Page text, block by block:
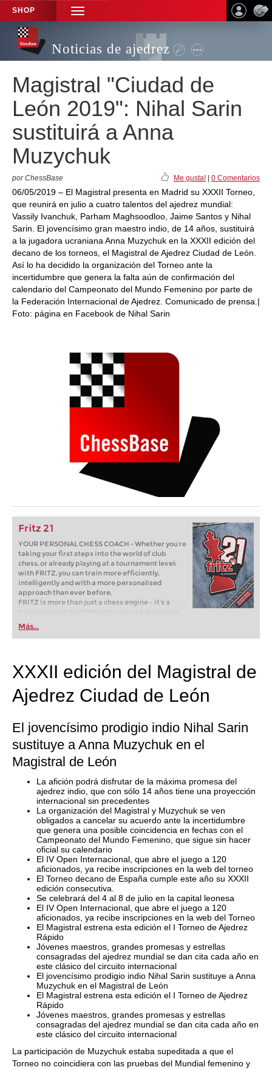
SHOP
TOGGLE
NAVIGATION
Noticias de ajedrez
Magistral "Ciudad de
León 2019": Nihal Sarin
sustituirá a Anna
Muzychuk
por ChessBase Me gusta! 0 Comentarios
06/05/2019 – El Magistral presenta en Madrid su XXXII Torneo,
que reunirá en julio a cuatro talentos del ajedrez mundial:
Vassily Ivanchuk, Parham Maghsoodloo, Jaime Santos y Nihal
Sarin. El jovencísimo gran maestro indio, de 14 años, sustituirá
a la jugadora ucraniana Anna Muzychuk en la XXXII edición del
decano de los torneos, el Magistral de Ajedrez Ciudad de León.
Así lo ha decidido la organización del Torneo ante la
incertidumbre que genera la falta aún de confirmación del
calendario del Campeonato del Mundo Femenino por parte de
la Federación Internacional de Ajedrez. Comunicado de prensa.|
Foto: página en Facebook de Nihal Sarin
Fritz 21
YOUR PERSONAL CHESS COACH - Whether you’re
taking your first steps into the world of club
chess, or already playing at a tournament level:
with FRITZ, you can train more efficiently,
intelligently and with a more personalised
approach than ever before.
FRITZ is more than just a chess engine – it’s a
training revolution! Whether you’re taking your
first steps into the world of club chess, or already
playing at a tournament level: with FRITZ, you can
train more efficiently, intelligently and with a
Más...
XXXII edición del Magistral de
Ajedrez Ciudad de León
El jovencísimo prodigio indio Nihal Sarin
sustituye a Anna Muzychuk en el
Magistral de León
La afición podrá disfrutar de la máxima promesa del
ajedrez indio, que con sólo 14 años tiene una proyección
internacional sin precedentes
La organización del Magistral y Muzychuk se ven
obligados a cancelar su acuerdo ante la incertidumbre
que genera una posible coincidencia en fechas con el
Campeonato del Mundo Femenino, que sigue sin hacer
oficial su calendario
El IV Open Internacional, que abre el juego a 120
aficionados, ya recibe inscripciones en la web del torneo
El Torneo decano de España cumple este año su XXXII
edición consecutiva.
Se celebrará del 4 al 8 de julio en la capital leonesa
El IV Open Internacional, que abre el juego a 120
aficionados, ya recibe inscripciones en la web del Torneo
El Magistral estrena esta edición el I Torneo de Ajedrez
Rápido
Jóvenes maestros, grandes promesas y estrellas
consagradas del ajedrez mundial se dan cita cada año en
este clásico del circuito internacional​
El jovencísimo prodigio indio Nihal Sarin sustituye a Anna
Muzychuk en el Magistral de León
El Magistral estrena esta edición el I Torneo de Ajedrez
Rápido
Jóvenes maestros, grandes promesas y estrellas
consagradas del ajedrez mundial se dan cita cada año en
este clásico del circuito internacional
La participación de Muzychuk estaba supeditada a que el
Torneo no coincidiera con las pruebas del Mundial femenino y